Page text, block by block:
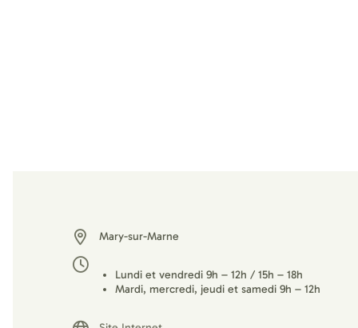
Mary-sur-Marne
Lundi et vendredi 9h – 12h / 15h – 18h
Mardi, mercredi, jeudi et samedi 9h – 12h